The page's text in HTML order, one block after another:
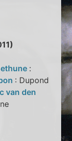
:
: Dupond
van den